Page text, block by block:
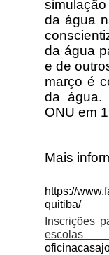
da água
da água
e de
março é
da água.
ONU em
Mais
https://
quitiba/
Inscrições